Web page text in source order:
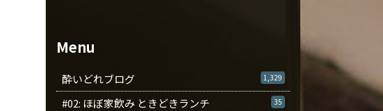
Menu
酔いどれブログ 1,329
#02: ほぼ家飲み ときどきランチ 35